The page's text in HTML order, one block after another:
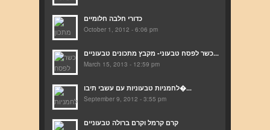
כדורי חלבה חלומיים
October 1, 2012 - 6:06 pm
כשר לפסח טבעוני- מקבץ מתכונים טבעוניים...
March 15, 2013 - 12:59 pm
לחמניות טבעוניות עם עשבי תיבו�...
September 9, 2012 - 3:55 pm
קרם קרמל וקרם ברולה טבעוניים